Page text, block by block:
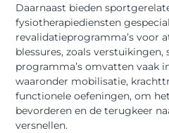
Daarnaast bieden
fysiotherapiediensten
revalidatieprogramma’s voor
blessures, zoals verstuikingen,
programma’s omvatten vaak
waaronder mobilisatie,
functionele oefeningen, om
bevorderen en de terugkeer
versnellen.